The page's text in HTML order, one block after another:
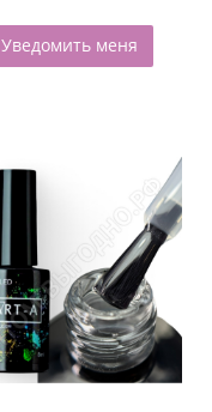
Уведомить меня